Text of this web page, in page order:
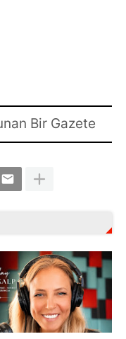
Bir Gazete